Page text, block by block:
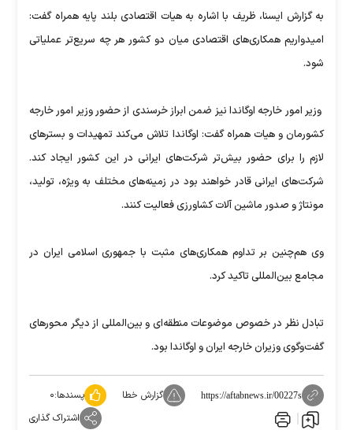
به گزارش ایسنا، ظریف با اشاره به هیات اقتصادی بلند پایه همراه گفت:
امیدواریم همکاری‌های اقتصادی میان دو کشور هر چه سریع‌تر عملیاتی
شود.
وزیر امور خارجه اوگاندا نیز ضمن ابراز خرسندی از حضور وزیر امور خارجه
کشورمان و هیات همراه گفت: اوگاندا تلاش می‌کند تمهیدات و بسترهای
لازم را برای حضور بیش‌تر شرکت‌های ایرانی در این کشور ایجاد کند.
شرکت‌های ایرانی قادر خواهند بود در زمینه‌های مختلف به ویژه، تولید،
مونتاژ و صدور ماشین آلات کشاورزی فعالیت کنند.
وی هم‌چنین بر تداوم همکاری‌های مثبت با جمهوری اسلامی ایران در
مجامع بین‌المللی تاکید کرد.
تبادل نظر در خصوص موضوعات منطقه‌ای و بین‌المللی از دیگر محورهای
گفت‌وگوی وزیران خارجه ایران و اوگاندا بود.
https://aftabnews.ir/00227s گزارش خطا پسندها:۰
اشتراک گذاری